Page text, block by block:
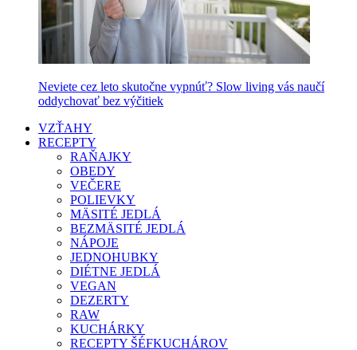
Neviete cez leto skutočne vypnúť? Slow living vás naučí
oddychovať bez výčitiek
VZŤAHY
RECEPTY
RAŇAJKY
OBEDY
VEČERE
POLIEVKY
MÄSITÉ JEDLÁ
BEZMÄSITÉ JEDLÁ
NÁPOJE
JEDNOHUBKY
DIÉTNE JEDLÁ
VEGAN
DEZERTY
RAW
KUCHÁRKY
RECEPTY ŠÉFKUCHÁROV